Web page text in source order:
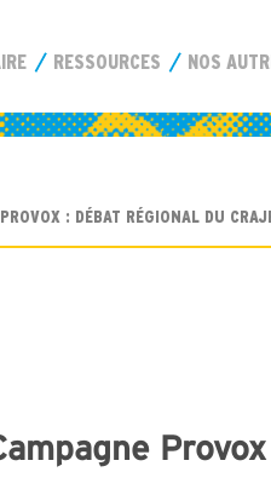
RESSOURCES NOS
: DÉBAT RÉGIONAL DU